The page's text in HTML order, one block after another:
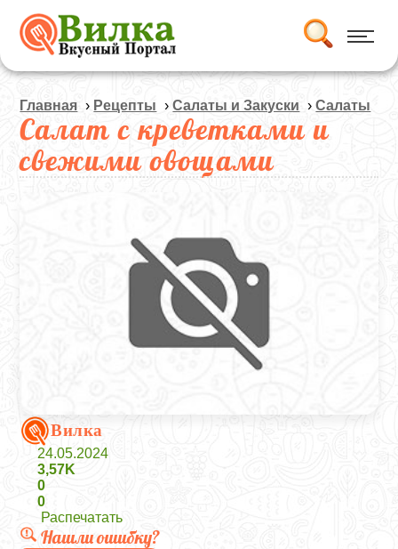
Главная › Рецепты ›Салаты и Закуски ›Салаты
Салат с креветками и
свежими овощами
Вилка
24.05.2024
3,57K
0
0
Распечатать
Нашли ошибку?